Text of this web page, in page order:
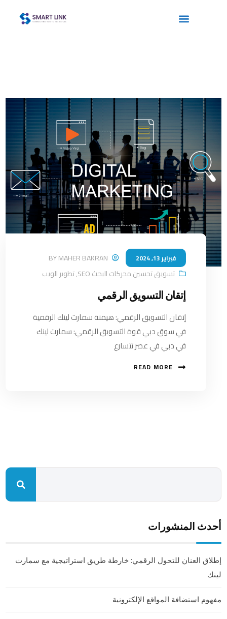
فبراير 13, 2024 BYMAHER BAKRAN
تسويق تحسين محركات البحث SEO
,تطوير الويب
إتقان التسويق الرقمي
إتقان التسويق الرقمي: هيمنة سمارت لينك الرقمية
في سوق دبي قوة التسويق الرقمي: سمارت لينك
في دبي في عصر تتسارع
READ MORE
أحدث المنشورات
إطلاق العنان للتحول الرقمي: خارطة طريق استراتيجية مع سمارت
لينك
مفهوم استضافة المواقع الإلكترونية